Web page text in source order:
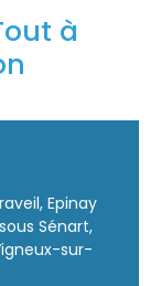
à
Epinay
Sénart,
sur-